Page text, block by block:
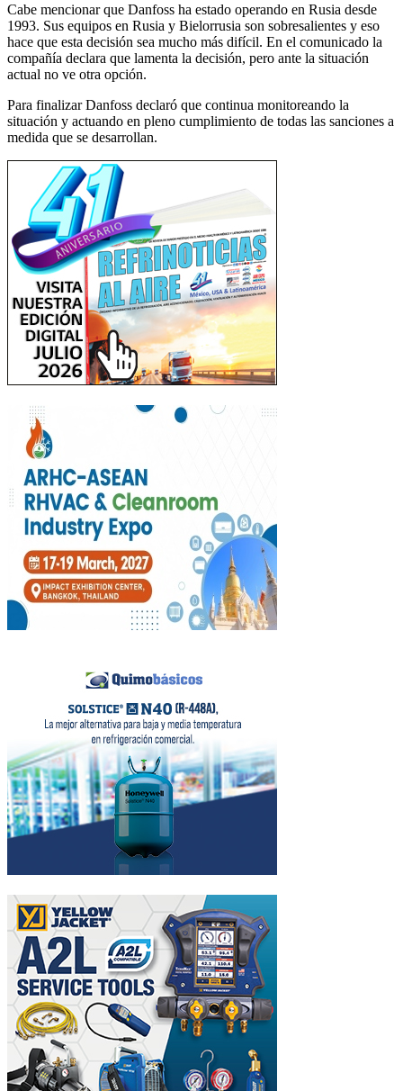
Cabe mencionar que Danfoss ha estado operando en Rusia desde
1993. Sus equipos en Rusia y Bielorrusia son sobresalientes y eso
hace que esta decisión sea mucho más difícil. En el comunicado la
compañía declara que lamenta la decisión, pero ante la situación
actual no ve otra opción.
Para finalizar Danfoss declaró que continua monitoreando la
situación y actuando en pleno cumplimiento de todas las sanciones a
medida que se desarrollan.